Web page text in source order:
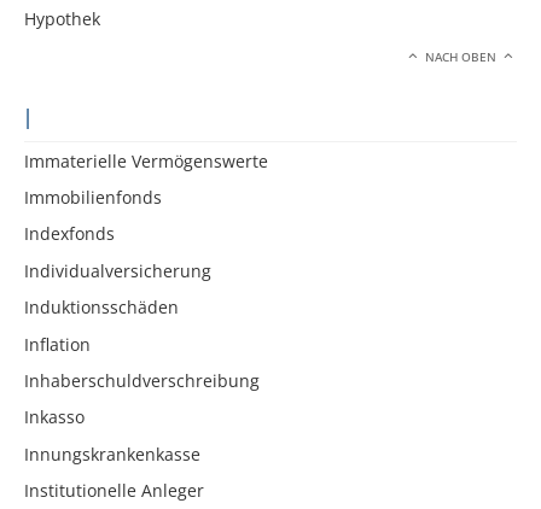
Hypothek
NACH OBEN
I
Immaterielle Vermögenswerte
Immobilienfonds
Indexfonds
Individualversicherung
Induktionsschäden
Inflation
Inhaberschuldverschreibung
Inkasso
Innungskrankenkasse
Institutionelle Anleger